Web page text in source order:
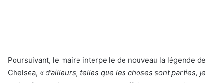
Poursuivant, le maire interpelle de nouveau la légende de
Chelsea, « d’ailleurs, telles que les choses sont parties, je